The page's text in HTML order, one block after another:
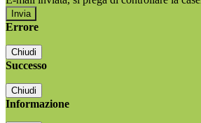
Errore
Chiudi
Successo
Chiudi
Informazione